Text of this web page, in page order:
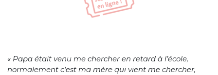
« Papa était venu me chercher en retard à l’école,
normalement c’est ma mère qui vient me chercher,